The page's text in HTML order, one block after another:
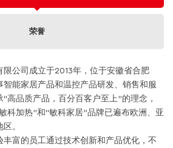
荣誉
限公司成立于2013年，位于安徽省合肥
能家居产品和温控产品研发、销售和服
高品质产品，百分百客户至上”的理念，
科加热”和“敏科家居”品牌已遍布欧洲、亚
。
丰富的员工通过技术创新和产品优化，不